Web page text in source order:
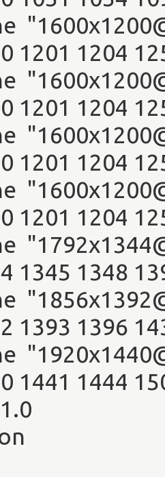
1201 1204
1201 1204
1201 1204
1201 1204
1345 1348
1393 1396
1441 1444